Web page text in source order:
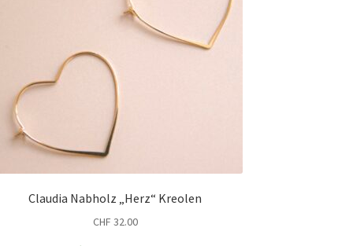
Claudia Nabholz „Herz“ Kreolen
CHF 32.00